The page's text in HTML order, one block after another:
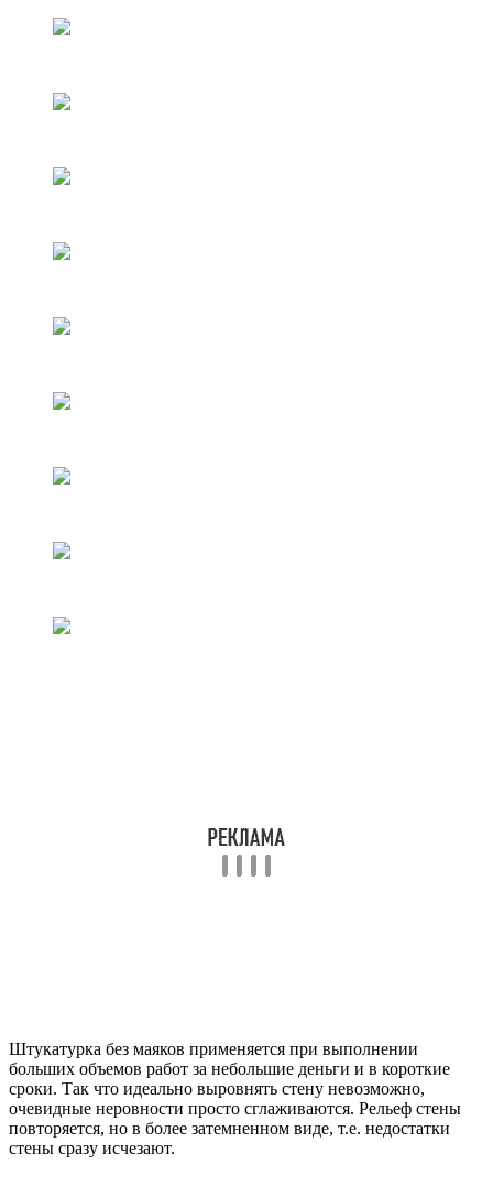
Штукатурка без маяков применяется при выполнении
больших объемов работ за небольшие деньги и в короткие
сроки. Так что идеально выровнять стену невозможно,
очевидные неровности просто сглаживаются. Рельеф стены
повторяется, но в более затемненном виде, т.е. недостатки
стены сразу исчезают.